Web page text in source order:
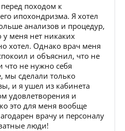
походом к
ипохондризма. Я хотел
анализов и процедур,
у меня нет никаких
хотел. Однако врач меня
и объяснил, что не
не нужно себя
мы сделали только
и я ушел из кабинета
удовлетворения и
это для меня вообще
врачу и персоналу
люди!